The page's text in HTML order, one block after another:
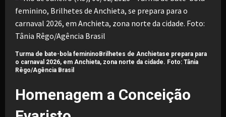
Turma de bate-bola femininoBrilhetes de Anchietase prepara para
o carnaval 2026, em Anchieta, zona norte da cidade. Foto: Tânia
Rêgo/Agência Brasil
Homenagem a Conceição